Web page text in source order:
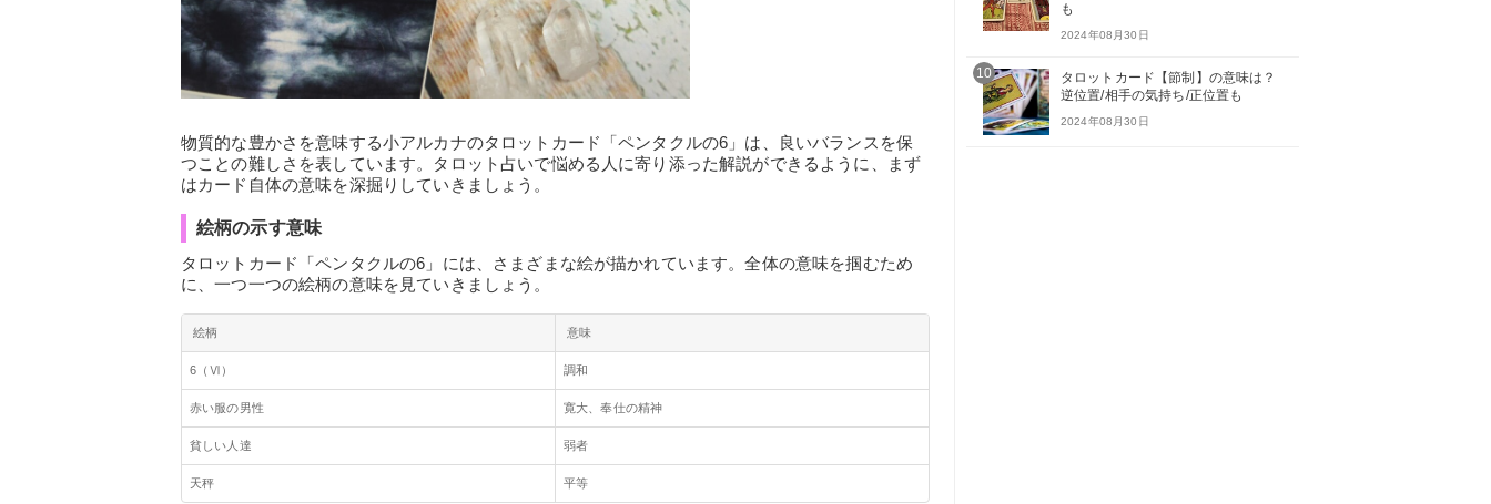
物質的な豊かさを意味する小アルカナのタロットカード「ペンタクルの6」は、良いバランスを保
つことの難しさを表しています。タロット占いで悩める人に寄り添った解説ができるように、まず
はカード自体の意味を深掘りしていきましょう。
絵柄の示す意味
タロットカード「ペンタクルの6」には、さまざまな絵が描かれています。全体の意味を掴むため
に、一つ一つの絵柄の意味を見ていきましょう。
絵柄 意味
6（Ⅵ） 調和
赤い服の男性 寛大、奉仕の精神
貧しい人達 弱者
天秤 平等
も
2024年08月30日
10
タロットカード【節制】の意味は？
逆位置/相手の気持ち/正位置も
2024年08月30日